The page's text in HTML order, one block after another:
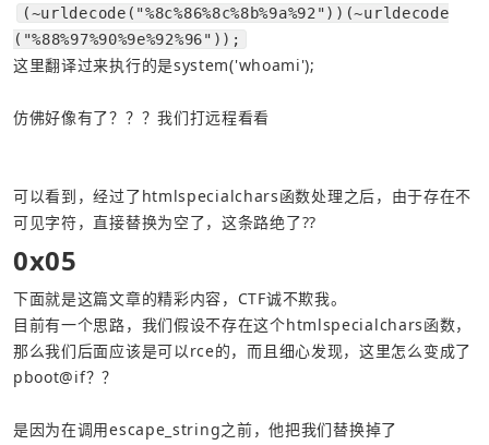
(~urldecode("%8c%86%8c%8b%9a%92"))(~urldecode
("%88%97%90%9e%92%96"));
这里翻译过来执行的是system('whoami');
仿佛好像有了？？？我们打远程看看
可以看到，经过了htmlspecialchars函数处理之后，由于存在不
可见字符，直接替换为空了，这条路绝了??
0x05
下面就是这篇文章的精彩内容，CTF诚不欺我。
目前有一个思路，我们假设不存在这个htmlspecialchars函数，
那么我们后面应该是可以rce的，而且细心发现，这里怎么变成了
pboot@if？？
是因为在调用escape_string之前，他把我们替换掉了